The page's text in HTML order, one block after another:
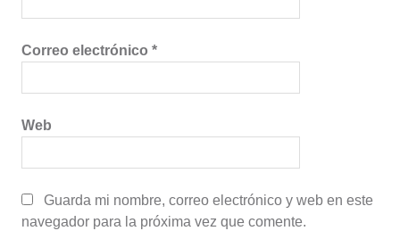
Correo electrónico *
Web
Guarda mi nombre, correo electrónico y web en este
navegador para la próxima vez que comente.